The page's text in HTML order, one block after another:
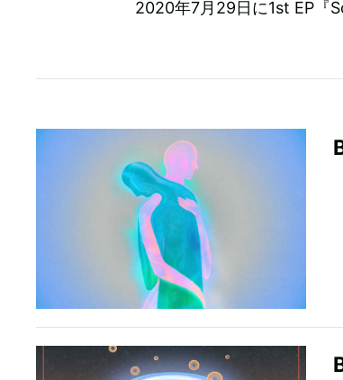
2020年7月29日に1st EP『